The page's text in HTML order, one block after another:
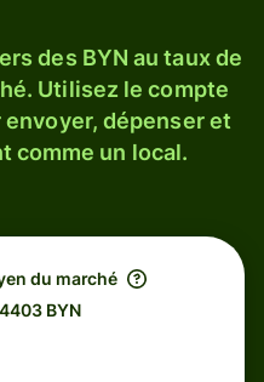
des BYN au taux de
Utilisez le compte
dépenser et
comme un local.
du marché
BYN